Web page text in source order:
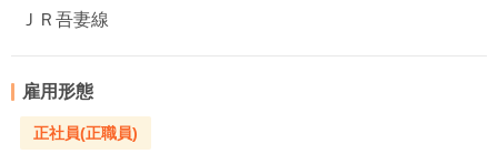
ＪＲ吾妻線
雇用形態
正社員(正職員)